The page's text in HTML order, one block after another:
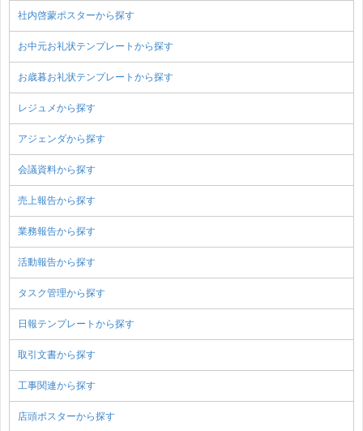
社内啓蒙ポスターから探す
お中元お礼状テンプレートから探す
お歳暮お礼状テンプレートから探す
レジュメから探す
アジェンダから探す
会議資料から探す
売上報告から探す
業務報告から探す
活動報告から探す
タスク管理から探す
日報テンプレートから探す
取引文書から探す
工事関連から探す
店頭ポスターから探す